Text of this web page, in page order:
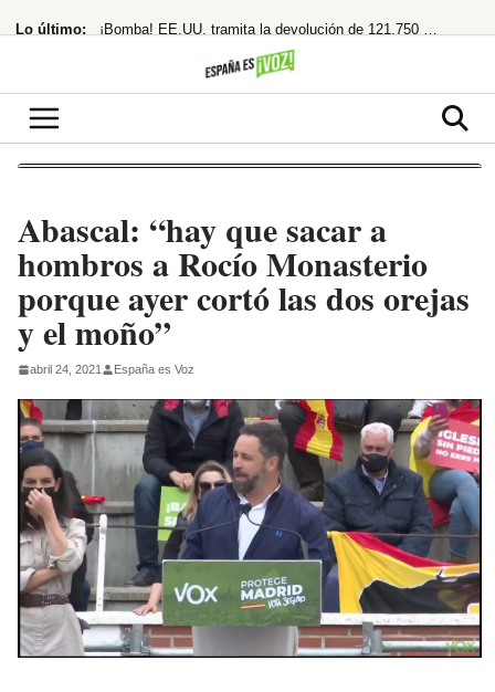
al Lo último: ¡Bomba! EE.UU. tramita la devolución de 121.750 millones por aranceles de Trump
¡Acusa una trama digital y deja un legado en llamas!
Abascal: “hay que sacar a
hombros a Rocío Monasterio
porque ayer cortó las dos orejas
y el moño”
abril 24, 2021 España es Voz